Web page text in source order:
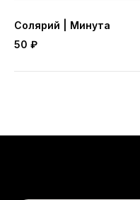
Солярий | Минута
50 ₽